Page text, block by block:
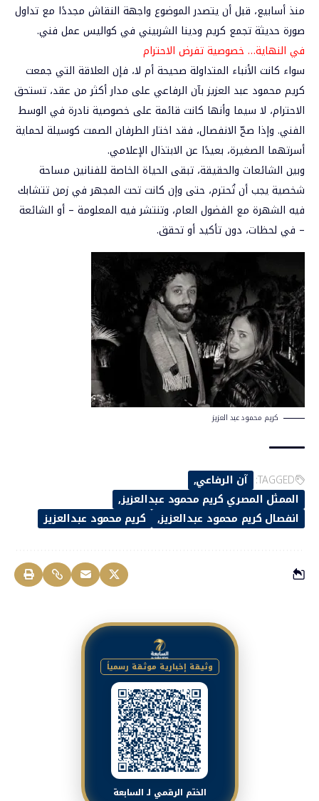
منذ أسابيع، قبل أن يتصدر الموضوع واجهة النقاش مجددًا مع تداول
صورة حديثة تجمع كريم ودينا الشربيني في كواليس عمل فني.
في النهاية… خصوصية تفرض الاحترام
سواء كانت الأنباء المتداولة صحيحة أم لا، فإن العلاقة التي جمعت
كريم محمود عبد العزيز بآن الرفاعي على مدار أكثر من عقد، تستحق
الاحترام، لا سيما وأنها كانت قائمة على خصوصية نادرة في الوسط
الفني. وإذا صحّ الانفصال، فقد اختار الطرفان الصمت كوسيلة لحماية
أسرتهما الصغيرة، بعيدًا عن الابتذال الإعلامي.
وبين الشائعات والحقيقة، تبقى الحياة الخاصة للفنانين مساحة
شخصية يجب أن تُحترم، حتى وإن كانت تحت المجهر في زمن تتشابك
فيه الشهرة مع الفضول العام، وتنتشر فيه المعلومة – أو الشائعة
– في لحظات، دون تأكيد أو تحقق.
كريم محمود عبد العزيز
TAGGED: آن الرفاعي
الممثل المصري كريم محمود عبدالعزيز
انفصال كريم محمود عبدالعزيز
كريم محمود عبدالعزيز
وثيقة إخبارية موثقة رسمياً
الختم الرقمي لـ السابعة